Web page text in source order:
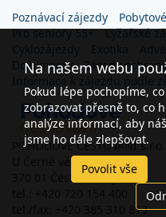
Poznávací zájezdy
Pro seniory 55+
Lyžařské
Dokumenty
Zásady
Informace k zájezdu podle
POHODOVÉ CESTOVÁNÍ s.r.o.
U Černé věže 26
370 01 České Budějovice
tel./fax: +420 385 310 813
Na našem webu
Pokud lépe pochopíme,
zobrazovat přesně to, co
analýze informací, aby
jsme ho dále zlepšovat.
Povolit vše